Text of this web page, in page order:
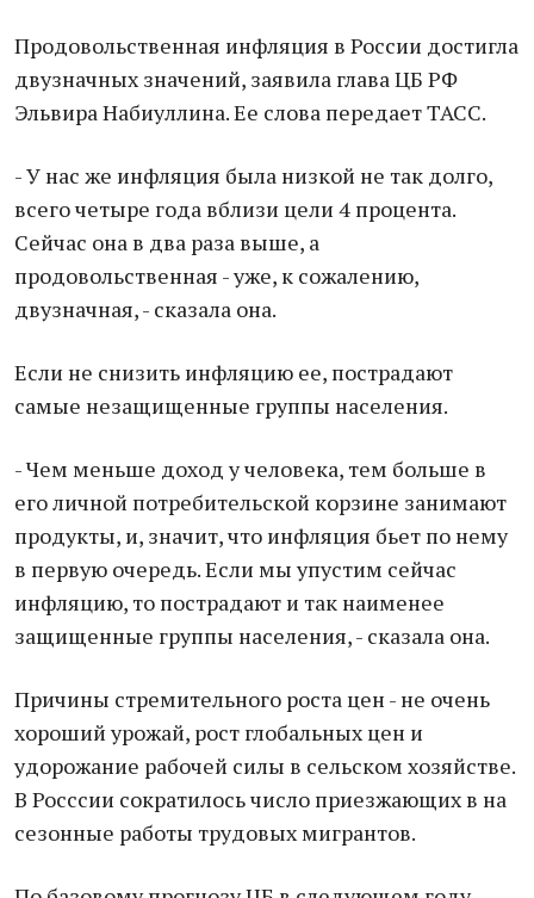
Продовольственная инфляция в России достигла
двузначных значений, заявила глава ЦБ РФ
Эльвира Набиуллина. Ее слова передает ТАСС.
- У нас же инфляция была низкой не так долго,
всего четыре года вблизи цели 4 процента.
Сейчас она в два раза выше, а
продовольственная - уже, к сожалению,
двузначная, - сказала она.
Если не снизить инфляцию ее, пострадают
самые незащищенные группы населения.
- Чем меньше доход у человека, тем больше в
его личной потребительской корзине занимают
продукты, и, значит, что инфляция бьет по нему
в первую очередь. Если мы упустим сейчас
инфляцию, то пострадают и так наименее
защищенные группы населения, - сказала она.
Причины стремительного роста цен - не очень
хороший урожай, рост глобальных цен и
удорожание рабочей силы в сельском хозяйстве.
В Росссии сократилось число приезжающих в на
сезонные работы трудовых мигрантов.